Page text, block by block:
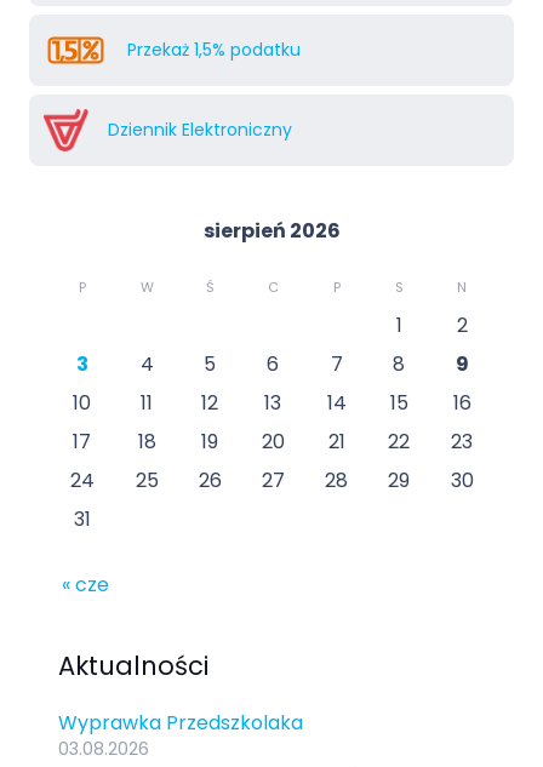
Przekaż 1,5% podatku
Dziennik Elektroniczny
sierpień 2026
P W Ś C P S N
1
2
3
4 5 6 7 8
9
10
11 12 13 14 15
16
17
18 19 20 21 22
23
24
25 26 27 28 29
30
31
« cze
Aktualności
Wyprawka Przedszkolaka
03.08.2026